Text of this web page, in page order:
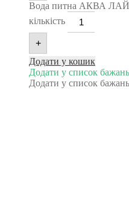
Вода питна АКВА
кількість
+
Додати у кошик
Додати у список бажань
Додати у список бажань